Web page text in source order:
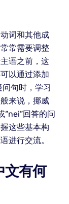
词和其他成
常需要调整
语之前，这
以通过添加
句时，学习
来说，挪威
“nei”回答的问
这些基本构
进行交流。
文有何